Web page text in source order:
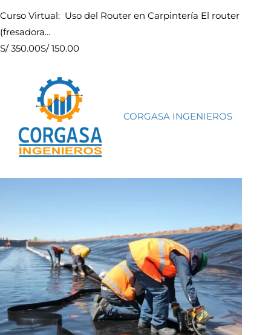
Curso Virtual: Uso del Router en Carpintería El router
(fresadora...
S/ 350.00S/ 150.00
CORGASA INGENIEROS